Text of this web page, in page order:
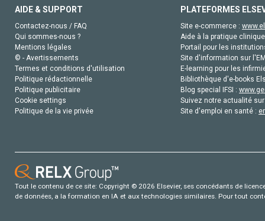
AIDE & SUPPORT
Contactez-nous / FAQ
Qui sommes-nous ?
Mentions légales
© - Avertissements
Termes et conditions d'utilisation
Politique rédactionnelle
Politique publicitaire
Cookie settings
Politique de la vie privée
PLATEFORMES
Site e-commerce :
Aide à la pratique
Portail pour les
Site d'information sur
E-learning pour les
Bibliothèque d'e-books
Blog special IFSI :
Suivez notre actualité
Site d'emploi en santé :
Tout le contenu de ce site: Copyright © 2026 Elsevier, ses concédants de
de données, a la formation en IA et aux technologies similaires. Pour tout